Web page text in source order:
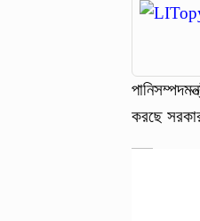
করছে